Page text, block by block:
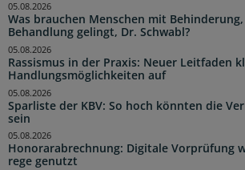
Was brauchen Menschen mit
Behandlung gelingt, Dr. Schwabl?
05.08.2026
Rassismus in der Praxis: Neuer Leitfaden
Handlungsmöglichkeiten auf
05.08.2026
Sparliste der KBV: So hoch könnten die
sein
05.08.2026
Honorarabrechnung: Digitale Vorprüfung
rege genutzt
05.08.2026